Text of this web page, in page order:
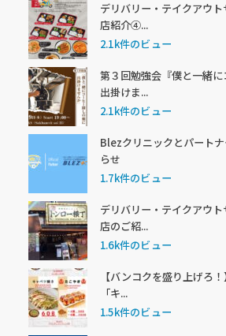
デリバリー・テイクアウ
店紹介④...
2.1k件のビュー
第３回勉強会『僕と一緒
出掛けま...
2.1k件のビュー
Blezクリニックとパート
らせ
1.7k件のビュー
デリバリー・テイクアウ
店のご紹...
1.6k件のビュー
【バンコクを盛り上げろ
「キ...
1.5k件のビュー